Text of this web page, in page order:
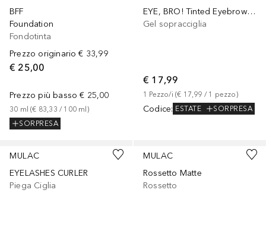
BFF
Foundation
Fondotinta
Prezzo originario € 33,99
€ 25,00
Prezzo più basso € 25,00
30 ml (€ 83,33 / 100 ml)
SORPRESA
EYE, BRO! Tinted Eyebrow Gel
Gel sopracciglia
€ 17,99
1 Pezzo/i (€ 17,99 / 1 pezzo)
Codice: ESTATE SORPRESA
MULAC
EYELASHES CURLER
Piega Ciglia
MULAC
Rossetto Matte
Rossetto